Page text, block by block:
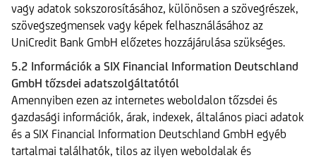
vagy adatok sokszorosításához, különösen a szövegrészek,
szövegszegmensek vagy képek felhasználásához az
UniCredit Bank GmbH előzetes hozzájárulása szükséges.
5.2 Információk a SIX Financial Information Deutschland
GmbH tőzsdei adatszolgáltatótól
Amennyiben ezen az internetes weboldalon tőzsdei és
gazdasági információk, árak, indexek, általános piaci adatok
és a SIX Financial Information Deutschland GmbH egyéb
tartalmai találhatók, tilos az ilyen weboldalak és